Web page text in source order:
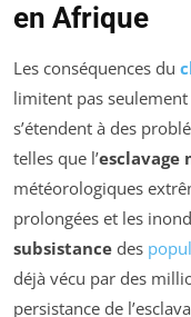
en Afrique
Les conséquences du
limitent pas
s’étendent à des
telles que l’esclavage
météorologiques
prolongées et les
subsistance des
déjà vécu par des
persistance de